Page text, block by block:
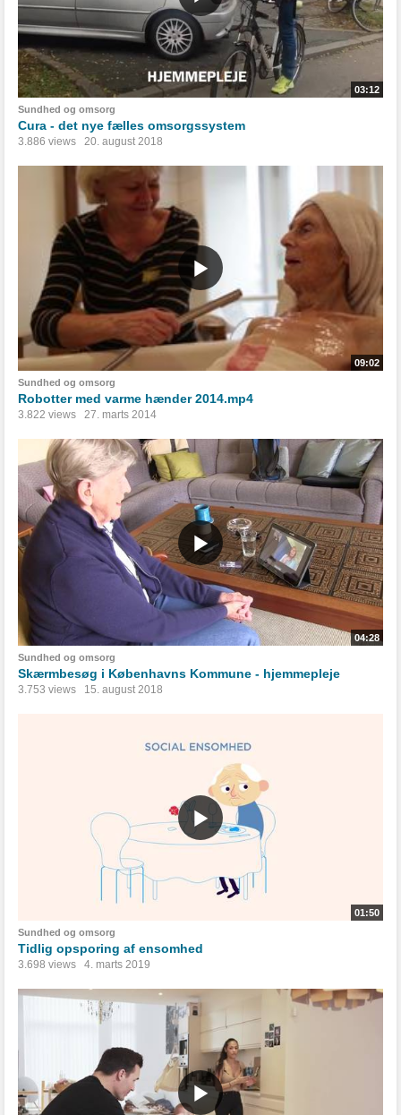
03:12
Sundhed og omsorg
Cura - det nye fælles omsorgssystem
3.886 views 20. august 2018
09:02
Sundhed og omsorg
Robotter med varme hænder 2014.mp4
3.822 views 27. marts 2014
04:28
Sundhed og omsorg
Skærmbesøg i Københavns Kommune - hjemmepleje
3.753 views 15. august 2018
01:50
Sundhed og omsorg
Tidlig opsporing af ensomhed
3.698 views 4. marts 2019